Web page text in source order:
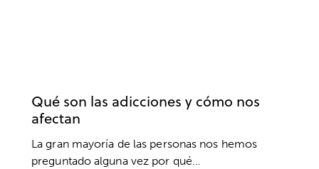
Qué son las adicciones y cómo nos
afectan
La gran mayoría de las personas nos hemos
preguntado alguna vez por qué…